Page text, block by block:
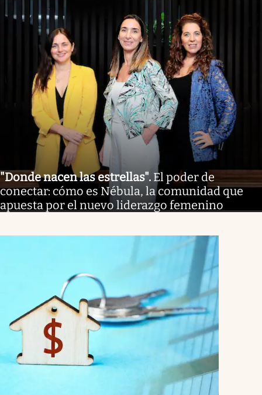
"Donde nacen las estrellas". El poder de
conectar: cómo es Nébula, la comunidad que
apuesta por el nuevo liderazgo femenino